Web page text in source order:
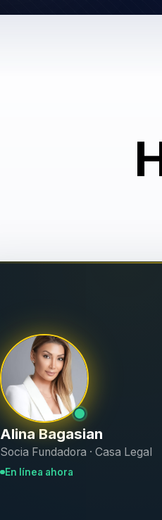
Alina Bagasian
Socia Fundadora · Casa Legal
En línea ahora